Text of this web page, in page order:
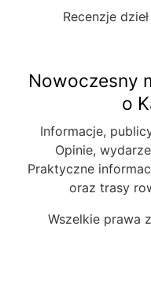
Recenzje dzieł
Nowoczesny
o
Informacje,
Opinie,
Praktyczne
oraz trasy
Wszelkie prawa